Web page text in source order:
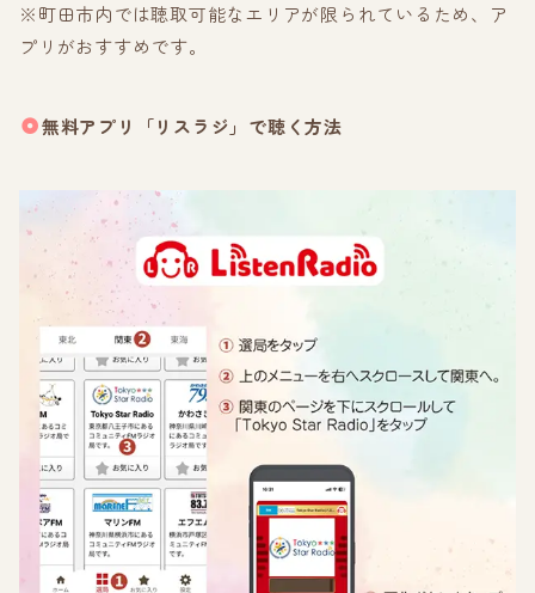
※町田市内では聴取可能なエリアが限られているため、ア
プリがおすすめです。
無料アプリ「リスラジ」で聴く方法